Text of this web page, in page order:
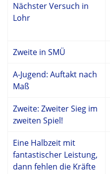
Nächster Versuch in
Lohr
Zweite in SMÜ
A-Jugend: Auftakt nach
Maß
Zweite: Zweiter Sieg im
zweiten Spiel!
Eine Halbzeit mit
fantastischer Leistung,
dann fehlen die Kräfte